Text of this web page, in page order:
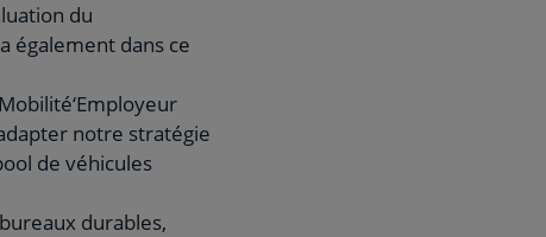
du
également dans ce
notre stratégie
de véhicules
durables,